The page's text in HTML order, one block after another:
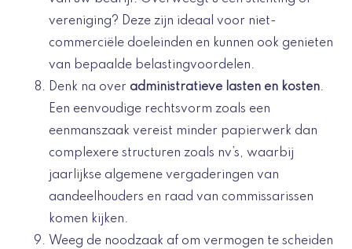
vereniging? Deze zijn ideaal voor niet-
commerciële doeleinden en kunnen ook genieten
van bepaalde belastingvoordelen.
Denk na over administratieve lasten en kosten.
Een eenvoudige rechtsvorm zoals een
eenmanszaak vereist minder papierwerk dan
complexere structuren zoals nv’s, waarbij
jaarlijkse algemene vergaderingen van
aandeelhouders en raad van commissarissen
komen kijken.
Weeg de noodzaak af om vermogen te scheiden